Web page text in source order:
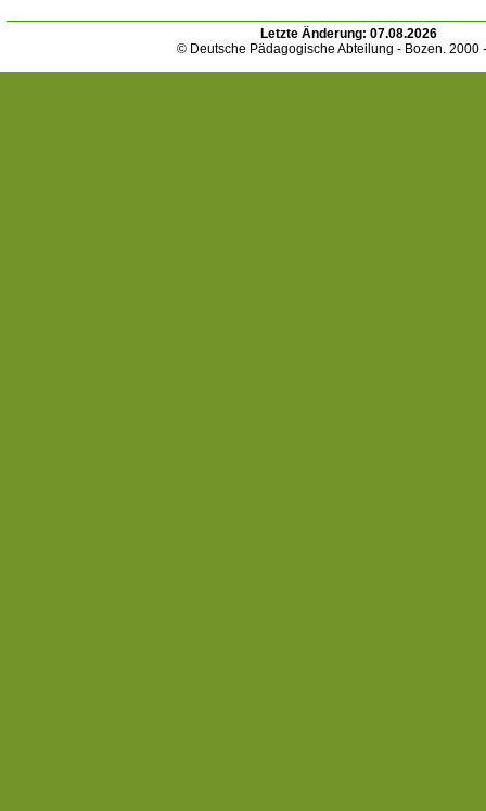
Letzte Änderung: 07.08.2026
© Deutsche Pädagogische Abteilung - Bozen. 2000